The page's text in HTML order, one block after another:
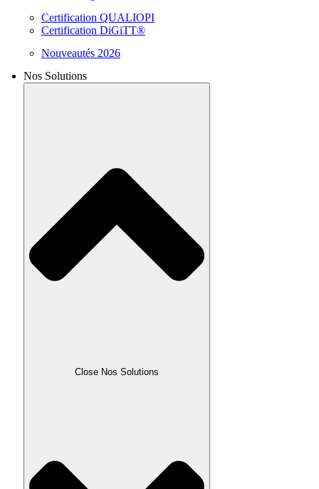
Certification QUALIOPI
Certification DiGiTT®
Nouveautés 2026
Nos Solutions
Close Nos Solutions